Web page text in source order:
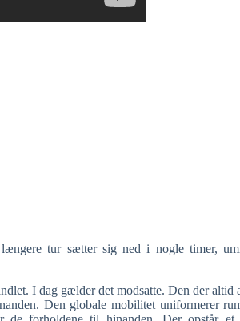
tur sætter sig ned i nogle timer,
I dag gælder det modsatte. Den der altid
Den globale mobilitet uniformerer